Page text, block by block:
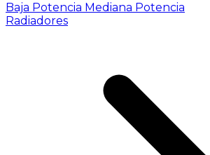
Baja Potencia Mediana Potencia
Radiadores